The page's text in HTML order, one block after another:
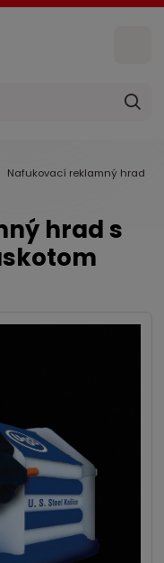
Nafukovací reklamný hrad
hrad s